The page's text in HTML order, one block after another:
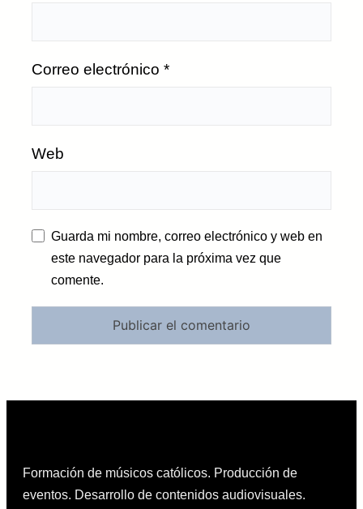
Correo electrónico *
Web
Guarda mi nombre, correo electrónico y web en
este navegador para la próxima vez que
comente.
Formación de músicos católicos. Producción de
eventos. Desarrollo de contenidos audiovisuales.